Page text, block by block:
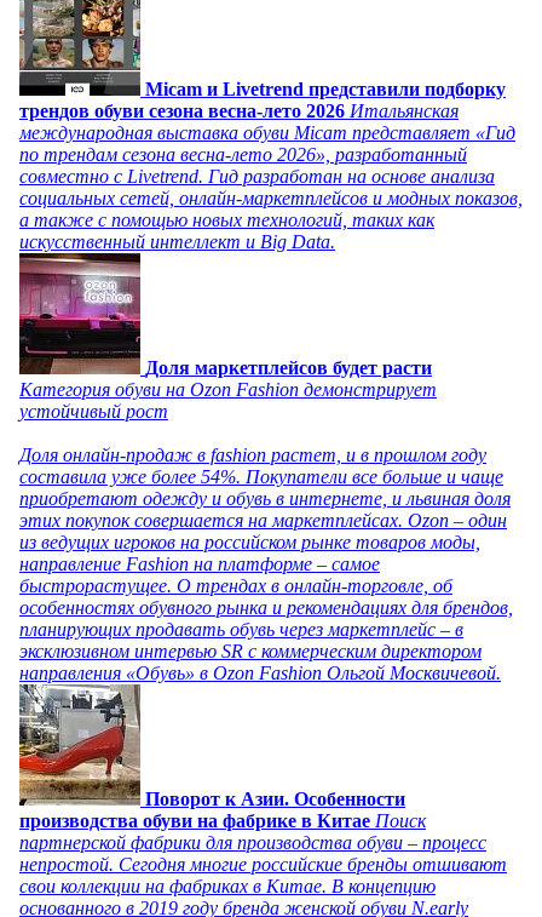
Micam и Livetrend представили подборку
трендов обуви сезона весна-лето 2026 Итальянская
международная выставка обуви Micam представляет «Гид
по трендам сезона весна-лето 2026», разработанный
совместно с Livetrend. Гид разработан на основе анализа
социальных сетей, онлайн-маркетплейсов и модных показов,
а также с помощью новых технологий, таких как
искусственный интеллект и Big Data.
Доля маркетплейсов будет расти
Категория обуви на Ozon Fashion демонстрирует
устойчивый рост
Доля онлайн-продаж в fashion растет, и в прошлом году
составила уже более 54%. Покупатели все больше и чаще
приобретают одежду и обувь в интернете, и львиная доля
этих покупок совершается на маркетплейсах. Ozon – один
из ведущих игроков на российском рынке товаров моды,
направление Fashion на платформе – самое
быстрорастущее. О трендах в онлайн-торговле, об
особенностях обувного рынка и рекомендациях для брендов,
планирующих продавать обувь через маркетплейс – в
эксклюзивном интервью SR с коммерческим директором
направления «Обувь» в Ozon Fashion Ольгой Москвичевой.
Поворот к Азии. Особенности
производства обуви на фабрике в Китае Поиск
партнерской фабрики для производства обуви – процесс
непростой. Сегодня многие российские бренды отшивают
свои коллекции на фабриках в Китае. В концепцию
основанного в 2019 году бренда женской обуви N.early